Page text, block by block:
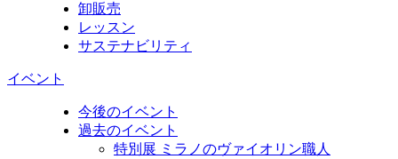
卸販売
レッスン
サステナビリティ
イベント
今後のイベント
過去のイベント
特別展 ミラノのヴァイオリン職人